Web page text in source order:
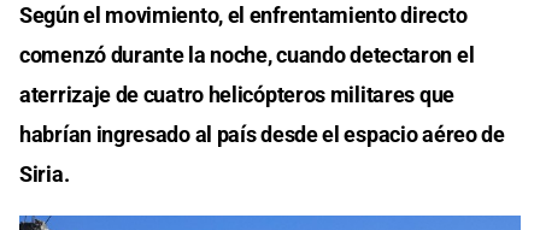
Según el movimiento, el enfrentamiento directo
comenzó durante la noche, cuando detectaron el
aterrizaje de cuatro helicópteros militares que
habrían ingresado al país desde el espacio aéreo de
Siria.